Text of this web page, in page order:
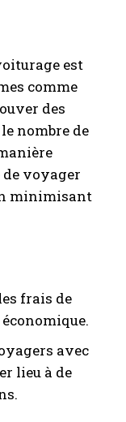
est
comme
des
nombre de
voyager
minimisant
frais de
avec
lieu à de